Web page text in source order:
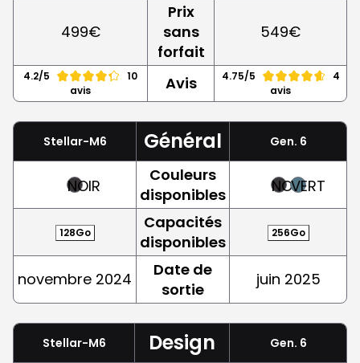
499€
Prix
sans
forfait
549€
4.2/5
10
avis
Avis 4.75/5
4
avis
Stellar-M6 Général Gen. 6
NOIR
Couleurs
disponibles
NOIRVERT
128Go
Capacités
disponibles
256Go
novembre 2024
Date de
sortie
juin 2025
Stellar-M6 Design Gen. 6